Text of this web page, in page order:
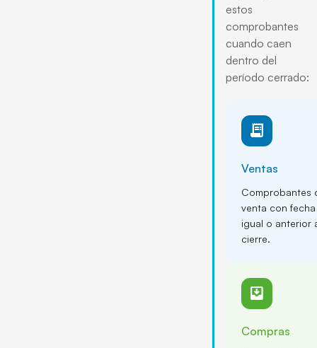
estos
comprobantes
cuando caen
dentro del
período cerrado:
receipt_long
Ventas
Comprobantes
venta con fecha
igual o anterior
cierre.
move_to_inbox
Compras